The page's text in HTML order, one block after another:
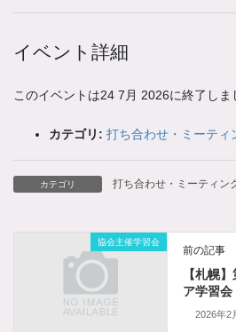
イベント詳細
このイベントは24 7月 2026に終了しま
カテゴリ: 打ち合わせ・ミーティ
カテゴリ 打ち合わせ・ミーティン
協会主催学習会
前の記事
【札幌
ア学習会
2026年2